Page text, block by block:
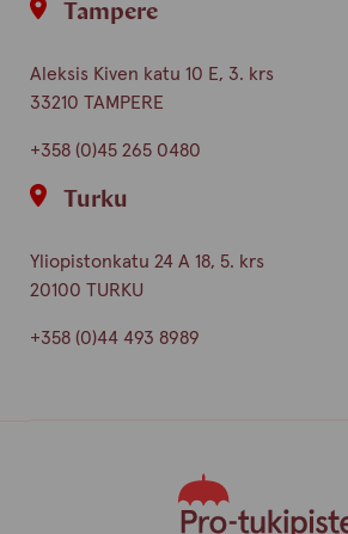
Tampere
Aleksis Kiven katu 10 E, 3. krs
33210 TAMPERE
+358 (0)45 265 0480
Turku
Yliopistonkatu 24 A 18, 5. krs
20100 TURKU
+358 (0)44 493 8989